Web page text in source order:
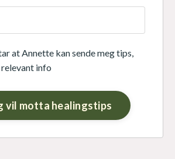
at Annette kan sende meg tips,
info